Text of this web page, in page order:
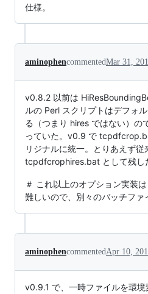
仕様。
aminophencommentedMar 31,
v0.8.2 以前は
ルの Perl スクリプトはデフォ
る（つまり hires ではない）の
っていた。v0.9 で
リジナルに統一。とりあえず
tcpdfcrophires.bat として残し
＃ これ以上のオプション実装
難しいので、別々のバッチファ
aminophencommentedApr 10,
v0.9.1 で、一時ファイルを環